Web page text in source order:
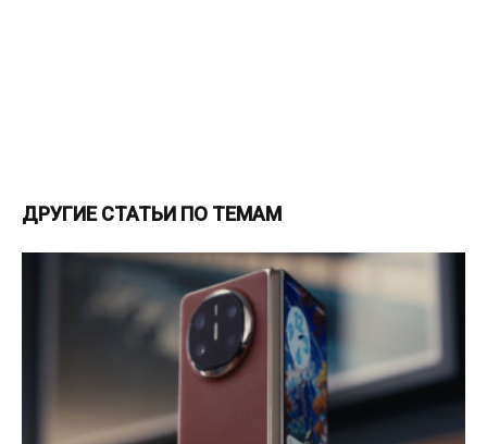
ДРУГИЕ СТАТЬИ ПО ТЕМАМ